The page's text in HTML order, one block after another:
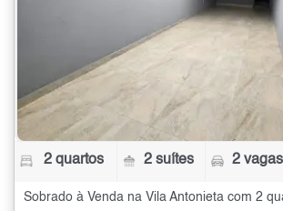
2 quartos 2 suítes 2 vagas
Sobrado à Venda na Vila Antonieta com 2